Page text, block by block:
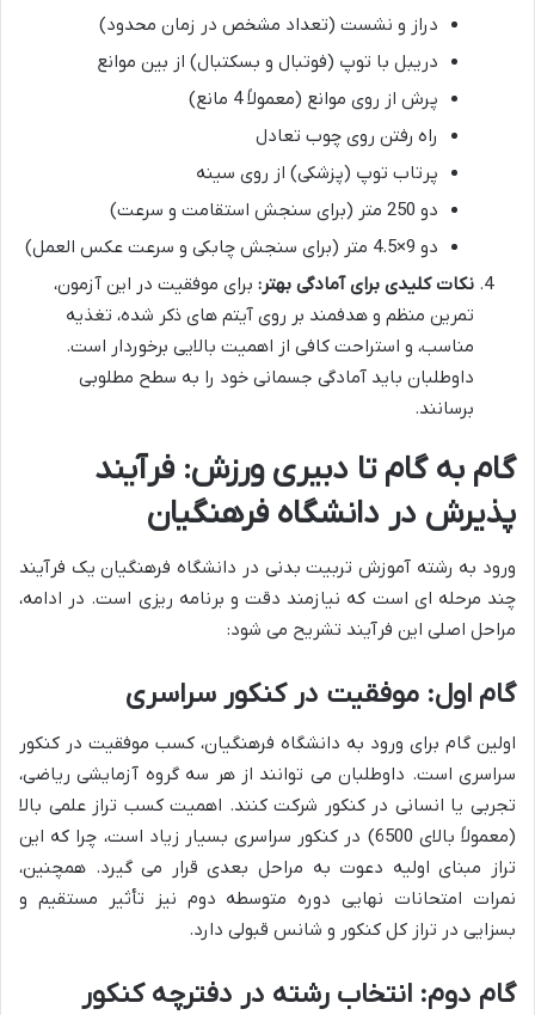
دراز و نشست (تعداد مشخص در زمان محدود)
دریبل با توپ (فوتبال و بسکتبال) از بین موانع
پرش از روی موانع (معمولاً 4 مانع)
راه رفتن روی چوب تعادل
پرتاب توپ (پزشکی) از روی سینه
دو 250 متر (برای سنجش استقامت و سرعت)
دو 9×4.5 متر (برای سنجش چابکی و سرعت عکس العمل)
نکات کلیدی برای آمادگی بهتر: برای موفقیت در این آزمون،
تمرین منظم و هدفمند بر روی آیتم های ذکر شده، تغذیه
مناسب، و استراحت کافی از اهمیت بالایی برخوردار است.
داوطلبان باید آمادگی جسمانی خود را به سطح مطلوبی
برسانند.
گام به گام تا دبیری ورزش: فرآیند
پذیرش در دانشگاه فرهنگیان
ورود به رشته آموزش تربیت بدنی در دانشگاه فرهنگیان یک فرآیند
چند مرحله ای است که نیازمند دقت و برنامه ریزی است. در ادامه،
مراحل اصلی این فرآیند تشریح می شود:
گام اول: موفقیت در کنکور سراسری
اولین گام برای ورود به دانشگاه فرهنگیان، کسب موفقیت در کنکور
سراسری است. داوطلبان می توانند از هر سه گروه آزمایشی ریاضی،
تجربی یا انسانی در کنکور شرکت کنند. اهمیت کسب تراز علمی بالا
(معمولاً بالای 6500) در کنکور سراسری بسیار زیاد است، چرا که این
تراز مبنای اولیه دعوت به مراحل بعدی قرار می گیرد. همچنین،
نمرات امتحانات نهایی دوره متوسطه دوم نیز تأثیر مستقیم و
بسزایی در تراز کل کنکور و شانس قبولی دارد.
گام دوم: انتخاب رشته در دفترچه کنکور